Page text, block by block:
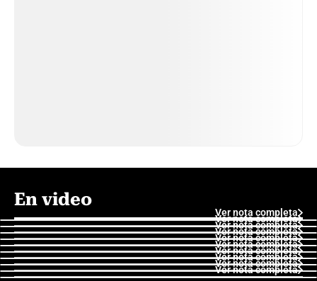
En video
Ver nota completa
Ver nota completa
Ver nota completa
Ver nota completa
Ver nota completa
Ver nota completa
Ver nota completa
Ver nota completa
Ver nota completa
Ver nota completa